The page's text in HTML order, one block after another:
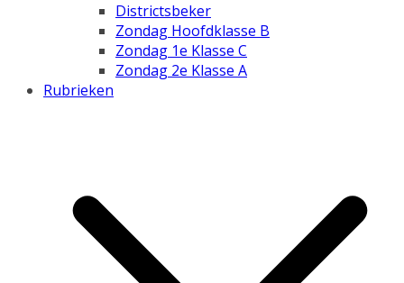
Districtsbeker
Zondag Hoofdklasse B
Zondag 1e Klasse C
Zondag 2e Klasse A
Rubrieken